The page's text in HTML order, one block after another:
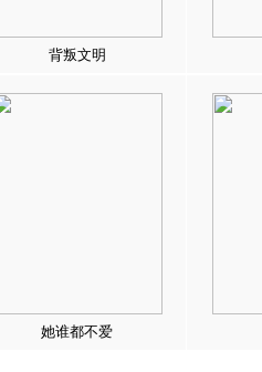
背叛文明
她谁都不爱